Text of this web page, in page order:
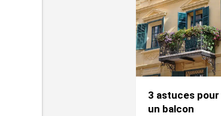
3 astuces
un balcon